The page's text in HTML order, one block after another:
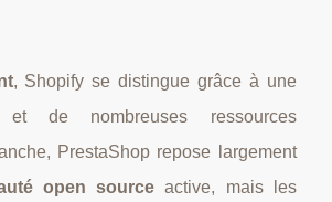
, Shopify se distingue grâce à une
et de nombreuses ressources
PrestaShop repose largement
open source active, mais les